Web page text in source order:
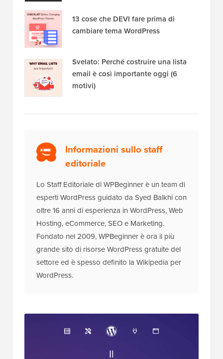
13 cose che DEVI fare prima di
cambiare tema WordPress
Svelato: Perché costruire una lista
email è così importante oggi (6
motivi)
Informazioni sullo staff
editoriale
Lo Staff Editoriale di WPBeginner è un team di
esperti WordPress guidato da Syed Balkhi con
oltre 16 anni di esperienza in WordPress, Web
Hosting, eCommerce, SEO e Marketing.
Fondato nel 2009, WPBeginner è ora il più
grande sito di risorse WordPress gratuite del
settore ed è spesso definito la Wikipedia per
WordPress.
Il